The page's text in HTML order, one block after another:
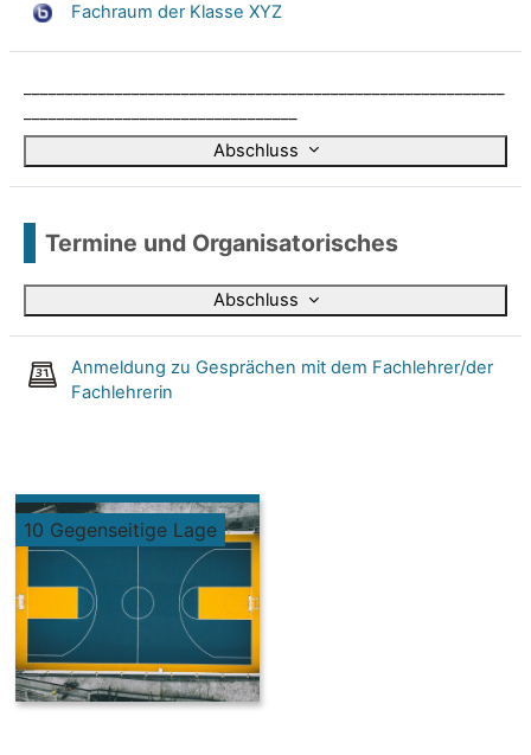
Fachraum der Klasse XYZ
Abschluss
Abschluss
Termine und Organisatorisches
Anmeldung zu Gesprächen mit dem Fachlehrer/der
Fachlehrerin
10 Gegenseitige Lage